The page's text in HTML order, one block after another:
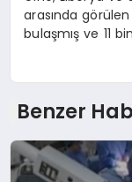
arasında
bulaşmış ve 11
Benzer